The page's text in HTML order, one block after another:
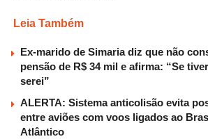
Leia Também
Ex-marido de Simaria diz que não
pensão de R$ 34 mil e afirma: “Se
serei”
ALERTA: Sistema anticolisão evita
entre aviões com voos ligados ao
Atlântico